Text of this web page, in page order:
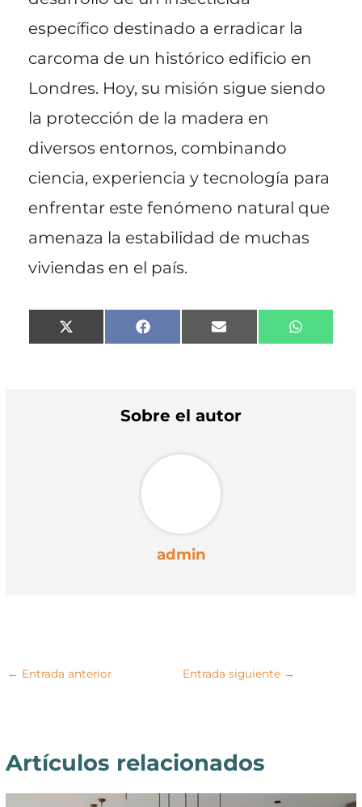
específico destinado a erradicar la
carcoma de un histórico edificio en
Londres. Hoy, su misión sigue siendo
la protección de la madera en
diversos entornos, combinando
ciencia, experiencia y tecnología para
enfrentar este fenómeno natural que
amenaza la estabilidad de muchas
viviendas en el país.
Compartir
en
X
(
Compartir
en
F
a
o
k
Compartir
en
E
m
en
W
h
Sobre el autor
admin
← Entrada anterior Entrada siguiente →
Artículos relacionados